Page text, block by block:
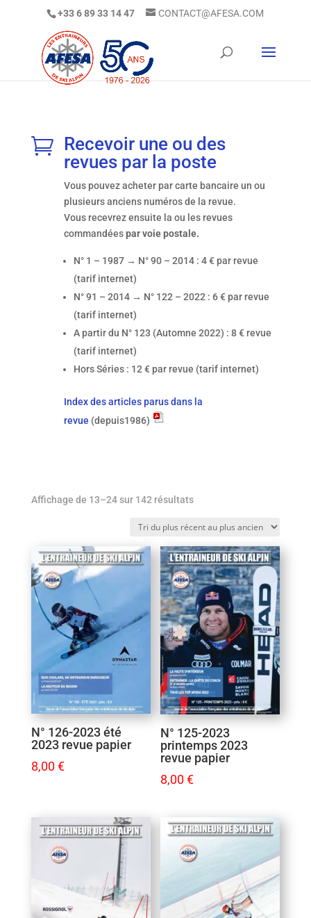
+33 6 89 33 14 47 CONTACT@AFESA.COM
 Recevoir une ou des
revues par la poste
Vous pouvez acheter par carte bancaire un ou
plusieurs anciens numéros de la revue.
Vous recevrez ensuite la ou les revues
commandéespar voie postale.
N° 1 – 1987 → N° 90 – 2014 : 4 € par revue
(tarif internet)
N° 91 – 2014 → N° 122 – 2022 : 6 € par revue
(tarif internet)
A partir du N° 123 (Automne 2022) : 8 € revue
(tarif internet)
Hors Séries : 12 € par revue (tarif internet)
Index des articles parus dans la
revue (depuis1986)
Affichage de 13–24 sur 142 résultatsTrié
plus
récent
au
plus
ancien
N° 126-2023 été
2023 revue papier
8,00€
N° 125-2023
printemps 2023
revue papier
8,00€